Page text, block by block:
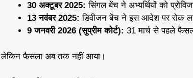
30 अक्टूबर 2025: सिंगल बेंच ने अभ्यर्थियों को
13 नवंबर 2025: डिवीजन बेंच ने इस आदेश पर रोक
9 जनवरी 2026 (सुप्रीम कोर्ट): 31 मार्च से पहले
लेकिन फैसला अब तक नहीं आया।